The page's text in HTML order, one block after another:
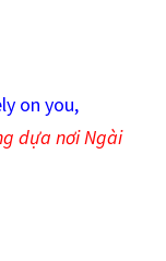
on you,
dựa nơi Ngài